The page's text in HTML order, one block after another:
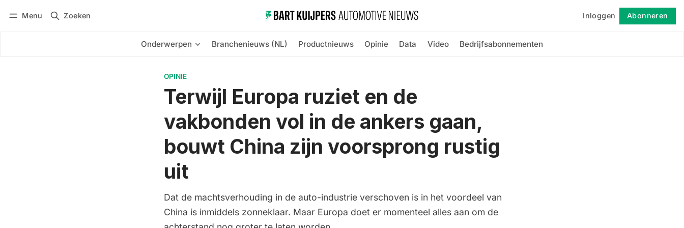
Menu Zoeken Inloggen Abonneren
Onderwerpen Branchenieuws (NL) Productnieuws Opinie Data Video Bedrijfsabonnementen
OPINIE
Terwijl Europa ruziet en de
vakbonden vol in de ankers gaan,
bouwt China zijn voorsprong rustig
uit
Dat de machtsverhouding in de auto-industrie verschoven is in het voordeel van
China is inmiddels zonneklaar. Maar Europa doet er momenteel alles aan om de